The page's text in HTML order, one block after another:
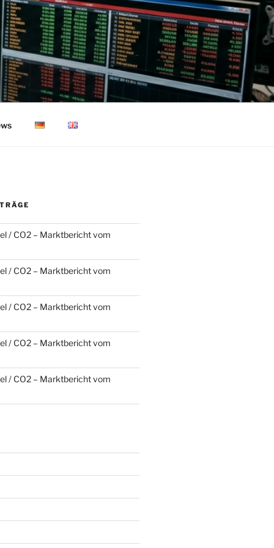
/ CO2 – Marktbericht vom
/ CO2 – Marktbericht vom
/ CO2 – Marktbericht vom
/ CO2 – Marktbericht vom
/ CO2 – Marktbericht vom